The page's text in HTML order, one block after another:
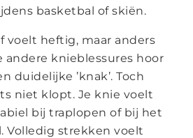
basketbal of skiën.
voelt heftig, maar anders
andere knieblessures hoor
duidelijke ’knak’. Toch
niet klopt. Je knie voelt
bij traplopen of bij het
Volledig strekken voelt